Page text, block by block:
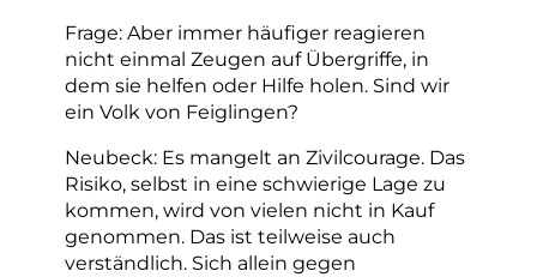
Frage: Aber immer häufiger reagieren
nicht einmal Zeugen auf Übergriffe, in
dem sie helfen oder Hilfe holen. Sind wir
ein Volk von Feiglingen?
Neubeck: Es mangelt an Zivilcourage. Das
Risiko, selbst in eine schwierige Lage zu
kommen, wird von vielen nicht in Kauf
genommen. Das ist teilweise auch
verständlich. Sich allein gegen